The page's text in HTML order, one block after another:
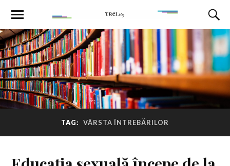
TAG: VÂRSTA ÎNTREBĂRILOR